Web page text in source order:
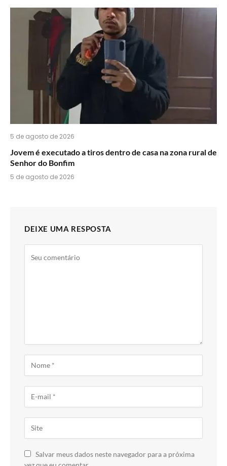
5 de agosto de 2026
Jovem é executado a tiros dentro de casa na zona rural de
Senhor do Bonfim
5 de agosto de 2026
DEIXE UMA RESPOSTA
Salvar meus dados neste navegador para a próxima